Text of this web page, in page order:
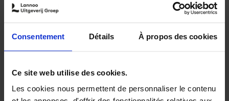
Consentement Détails À propos des cookies
Ce site web utilise des cookies.
Les cookies nous permettent de personnaliser le contenu
Operating With Positive
Impact (EN)
Axel Smits
Jochen Vincke
Couverture souple
2023 214